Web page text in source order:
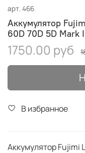
арт.466
Аккумулятор
60D 70D 5D Mark
1750.00 руб
В избранное
Аккумулятор Fujimi